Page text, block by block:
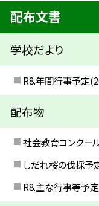
配布文書
学校だより
R8.年間行事予定
配布物
社会教育コンクー
しだれ桜の伐採予
R8.主な行事等予